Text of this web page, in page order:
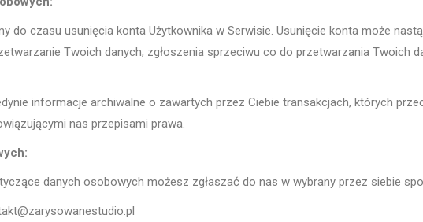
do czasu usunięcia konta Użytkownika w Serwisie. Usunięcie konta może
Twoich danych, zgłoszenia sprzeciwu co do przetwarzania Twoich
informacje archiwalne o zawartych przez Ciebie transakcjach, których
nas przepisami prawa.
danych osobowych możesz zgłaszać do nas w wybrany przez siebie